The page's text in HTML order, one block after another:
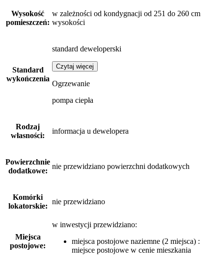
Wysokość
pomieszczeń:
w zależności od kondygnacji od 251 do 260 cm
wysokości
Standard
wykończenia
standard deweloperski
Czytaj więcej
Ogrzewanie
pompa ciepła
Rodzaj
własności:
informacja u dewelopera
Powierzchnie
dodatkowe:
nie przewidziano powierzchni dodatkowych
Komórki
lokatorskie:
nie przewidziano
Miejsca
postojowe:
w inwestycji przewidziano:
miejsca postojowe naziemne (2 miejsca) :
miejsce postojowe w cenie mieszkania